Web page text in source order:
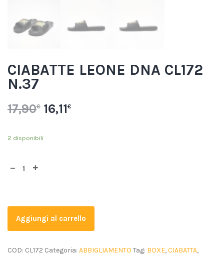
CIABATTE LEONE DNA CL172
N.37
17,90€ 16,11€
2 disponibili
Aggiungi al carrello
COD: CL172 Categoria: ABBIGLIAMENTO Tag: BOXE,CIABATTA,